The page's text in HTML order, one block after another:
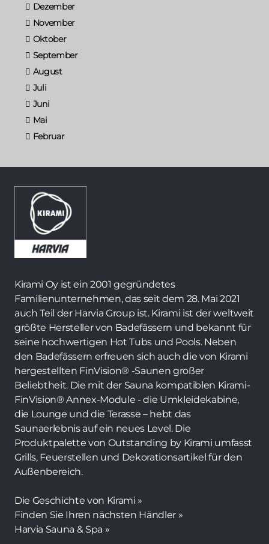
Dezember
November
Oktober
September
August
Juli
Juni
Mai
Februar
Kirami Oy ist ein 2001 gegründetes
Familienunternehmen, das seit dem 28. Mai 2021
auch Teil der Harvia Group ist. Kirami ist der weltweit
größte Hersteller von Badefässern und bekannt für
seine hochwertigen Hot Tubs und Pools. Neben
den Badefässern erfreuen sich auch die von Kirami
hergestellten FinVision® -Saunen großer
Beliebtheit. Die mit der Sauna kompatiblen Kirami-
FinVision® Annex-Module - die Umkleidekabine,
die Lounge und die Terasse – hebt das
Saunaerlebnis auf ein neues Level. Die
Produktpalette von Outstanding by Kirami umfasst
Grills, Feuerstellen und Dekorationsartikel für den
Außenbereich.
Die Geschichte von Kirami »
Finden Sie Ihren nächsten Händler »
Harvia Sauna & Spa »